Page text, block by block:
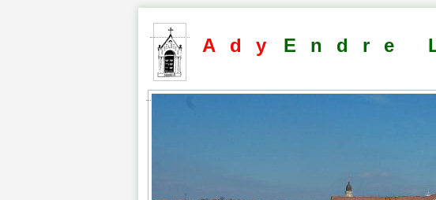
Ady Endre